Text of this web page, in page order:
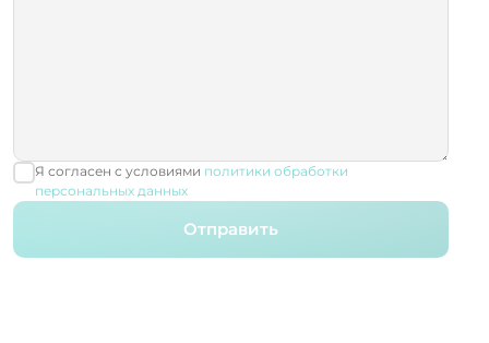
Я согласен с условиями политики обработки
персональных данных
Отправить